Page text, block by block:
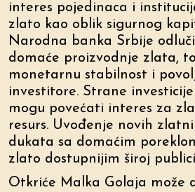
interes pojedinaca i
zlato kao oblik sigurnog
Narodna banka Srbije
domaće proizvodnje zlata,
monetarnu stabilnost i
investitore. Strane
mogu povećati interes za
resurs. Uvođenje novih
dukata sa domaćim
zlato dostupnijim široj
Otkriće Malka Golaja može